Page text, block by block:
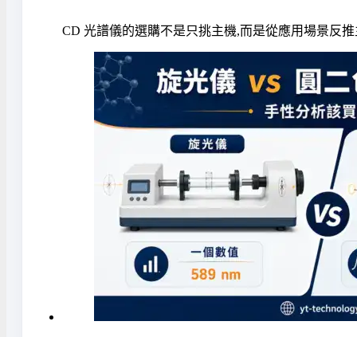
CD 光譜儀的選購不是只挑主機,而是從應用場景反